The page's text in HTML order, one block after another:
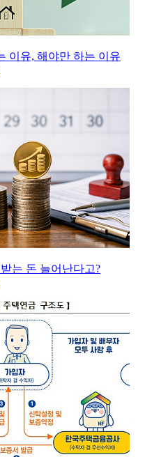
이유, 해야만 하는 이유
는 돈 늘어난다고?